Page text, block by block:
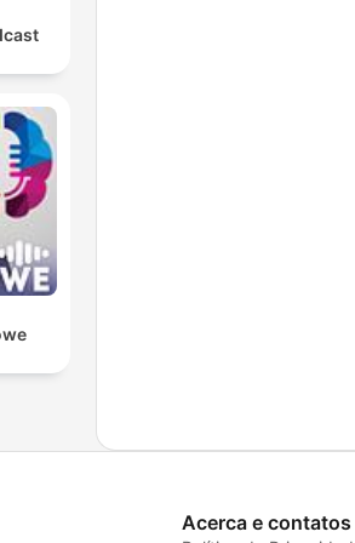
Acerca e contatos